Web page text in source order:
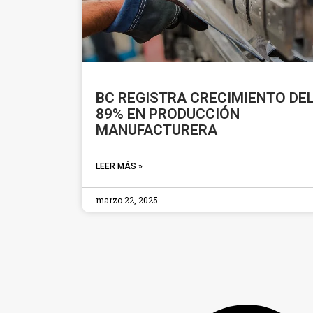
BC REGISTRA CRECIMIENTO
89% EN PRODUCCIÓN
MANUFACTURERA
LEER MÁS »
marzo 22, 2025